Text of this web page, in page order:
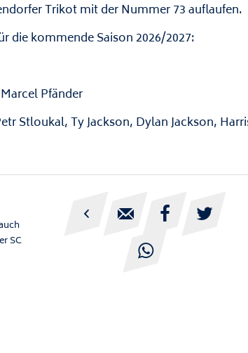
Trikot mit der Nummer 73 auflaufen.
die kommende Saison 2026/2027:
Pfänder
Stloukal, Ty Jackson, Dylan Jackson,
SC
  

